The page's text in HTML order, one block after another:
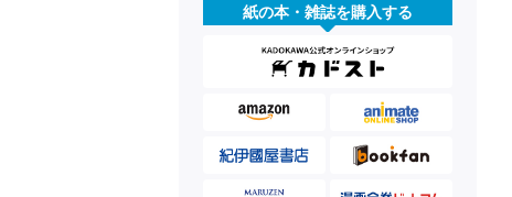
紙の本・雑誌を購入する